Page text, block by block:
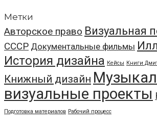
Метки
Авторское право Визуальная
СССР Документальные фильмы
История дизайна Кейсы Книги
Книжный дизайн
визуальные проекты
Подготовка материалов Рабочий процесс